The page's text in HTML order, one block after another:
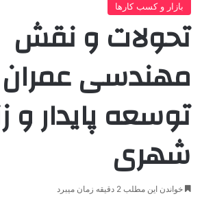
بازار و کسب کارها
تحولات و نقش
مهندسی عمران
توسعه پایدار و
شهری
خواندن این مطلب 2 دقیقه زمان میبرد